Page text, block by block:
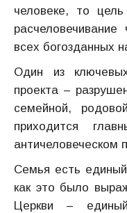
человеке, то
всех богозданных
Один из
проекта –
семейной,
приходится
античеловеческом
Семья есть
как это было
Церкви –